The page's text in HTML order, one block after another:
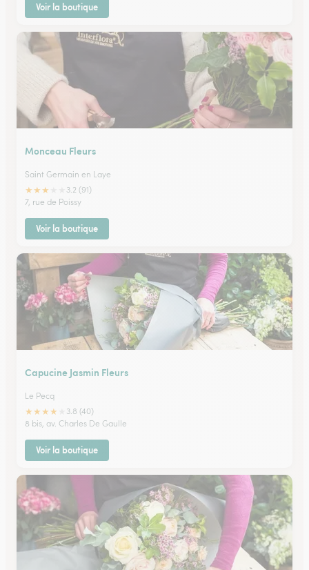
Voir la boutique
Monceau Fleurs
Saint Germain en Laye
★★★
3.2 (91)
7, rue de Poissy
Voir la boutique
Capucine Jasmin Fleurs
Le Pecq
★★★★
3.8 (40)
8 bis, av. Charles De Gaulle
Voir la boutique